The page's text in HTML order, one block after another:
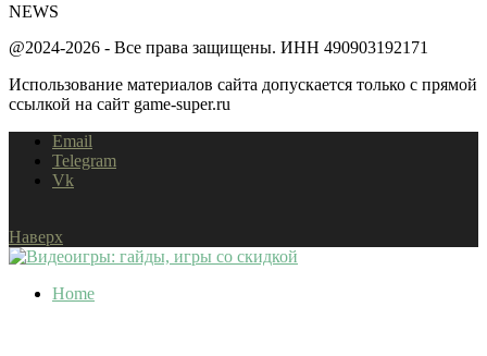
NEWS
@2024-2026 - Все права защищены. ИНН 490903192171
Использование материалов сайта допускается только с прямой
ссылкой на сайт game-super.ru
Email
Telegram
Vk
Наверх
Home